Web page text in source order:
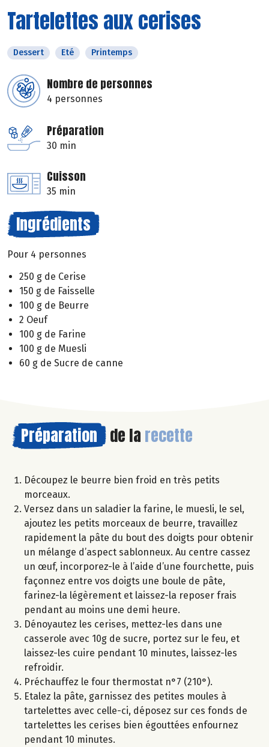
Tartelettes aux cerises
Dessert Eté Printemps
Nombre de personnes
4 personnes
Préparation
30 min
Cuisson
35 min
Ingrédients
Pour 4 personnes
250 g de Cerise
150 g de Faisselle
100 g de Beurre
2 Oeuf
100 g de Farine
100 g de Muesli
60 g de Sucre de canne
Préparation de la recette
Découpez le beurre bien froid en très petits
morceaux.
Versez dans un saladier la farine, le muesli, le sel,
ajoutez les petits morceaux de beurre, travaillez
rapidement la pâte du bout des doigts pour obtenir
un mélange d’aspect sablonneux. Au centre cassez
un œuf, incorporez-le à l’aide d’une fourchette, puis
façonnez entre vos doigts une boule de pâte,
farinez-la légèrement et laissez-la reposer frais
pendant au moins une demi heure.
Dénoyautez les cerises, mettez-les dans une
casserole avec 10g de sucre, portez sur le feu, et
laissez-les cuire pendant 10 minutes, laissez-les
refroidir.
Préchauffez le four thermostat n°7 (210°).
Etalez la pâte, garnissez des petites moules à
tartelettes avec celle-ci, déposez sur ces fonds de
tartelettes les cerises bien égouttées enfournez
pendant 10 minutes.